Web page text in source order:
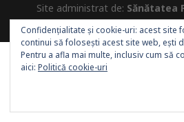
Site administrat de: Sănătatea
drepturile
Confidențialitate și cookie-uri: acest site
continui să folosești acest site web, ești
Pentru a afla mai multe, inclusiv cum să
aici: Politică cookie-uri